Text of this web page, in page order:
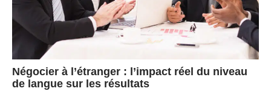
Négocier à l’étranger : l’impact réel du niveau
de langue sur les résultats